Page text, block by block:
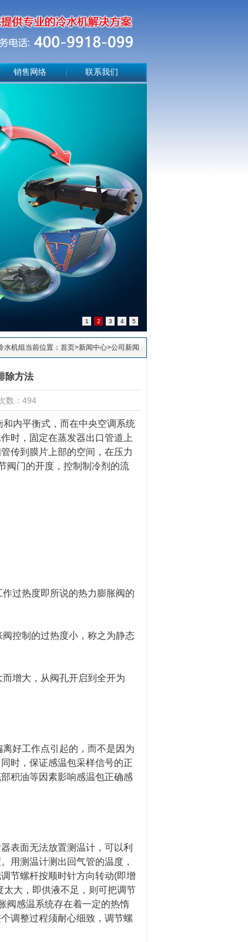
销售网络 联系我们
1 2 3 4 5
水机组当前位置： 首页>新闻中心>公司新闻
除方法
数：494
内平衡式，而在中央空调系统
时，固定在蒸发器出口管道上
传到膜片上部的空间，在压力
阀门的开度，控制制冷剂的流
过热度即所说的热力膨胀阀的
控制的过热度小，称之为静态
增大，从阀孔开启到全开为
好工作点引起的，而不是因为
时，保证感温包采样信号的正
积油等因素影响感温包正确感
表面无法放置测温计，可以利
用测温计测出回气管的温度，
节螺杆按顺时针方向转动(即增
大，即供液不足，则可把调节
阀感温系统存在着一定的热惰
调整过程须耐心细致，调节螺